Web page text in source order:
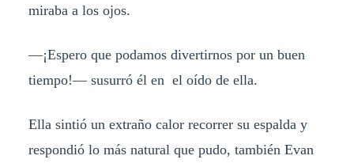
miraba a los ojos.
—¡Espero que podamos divertirnos por un buen
tiempo!— susurró él en el oído de ella.
Ella sintió un extraño calor recorrer su espalda y
respondió lo más natural que pudo, también Evan